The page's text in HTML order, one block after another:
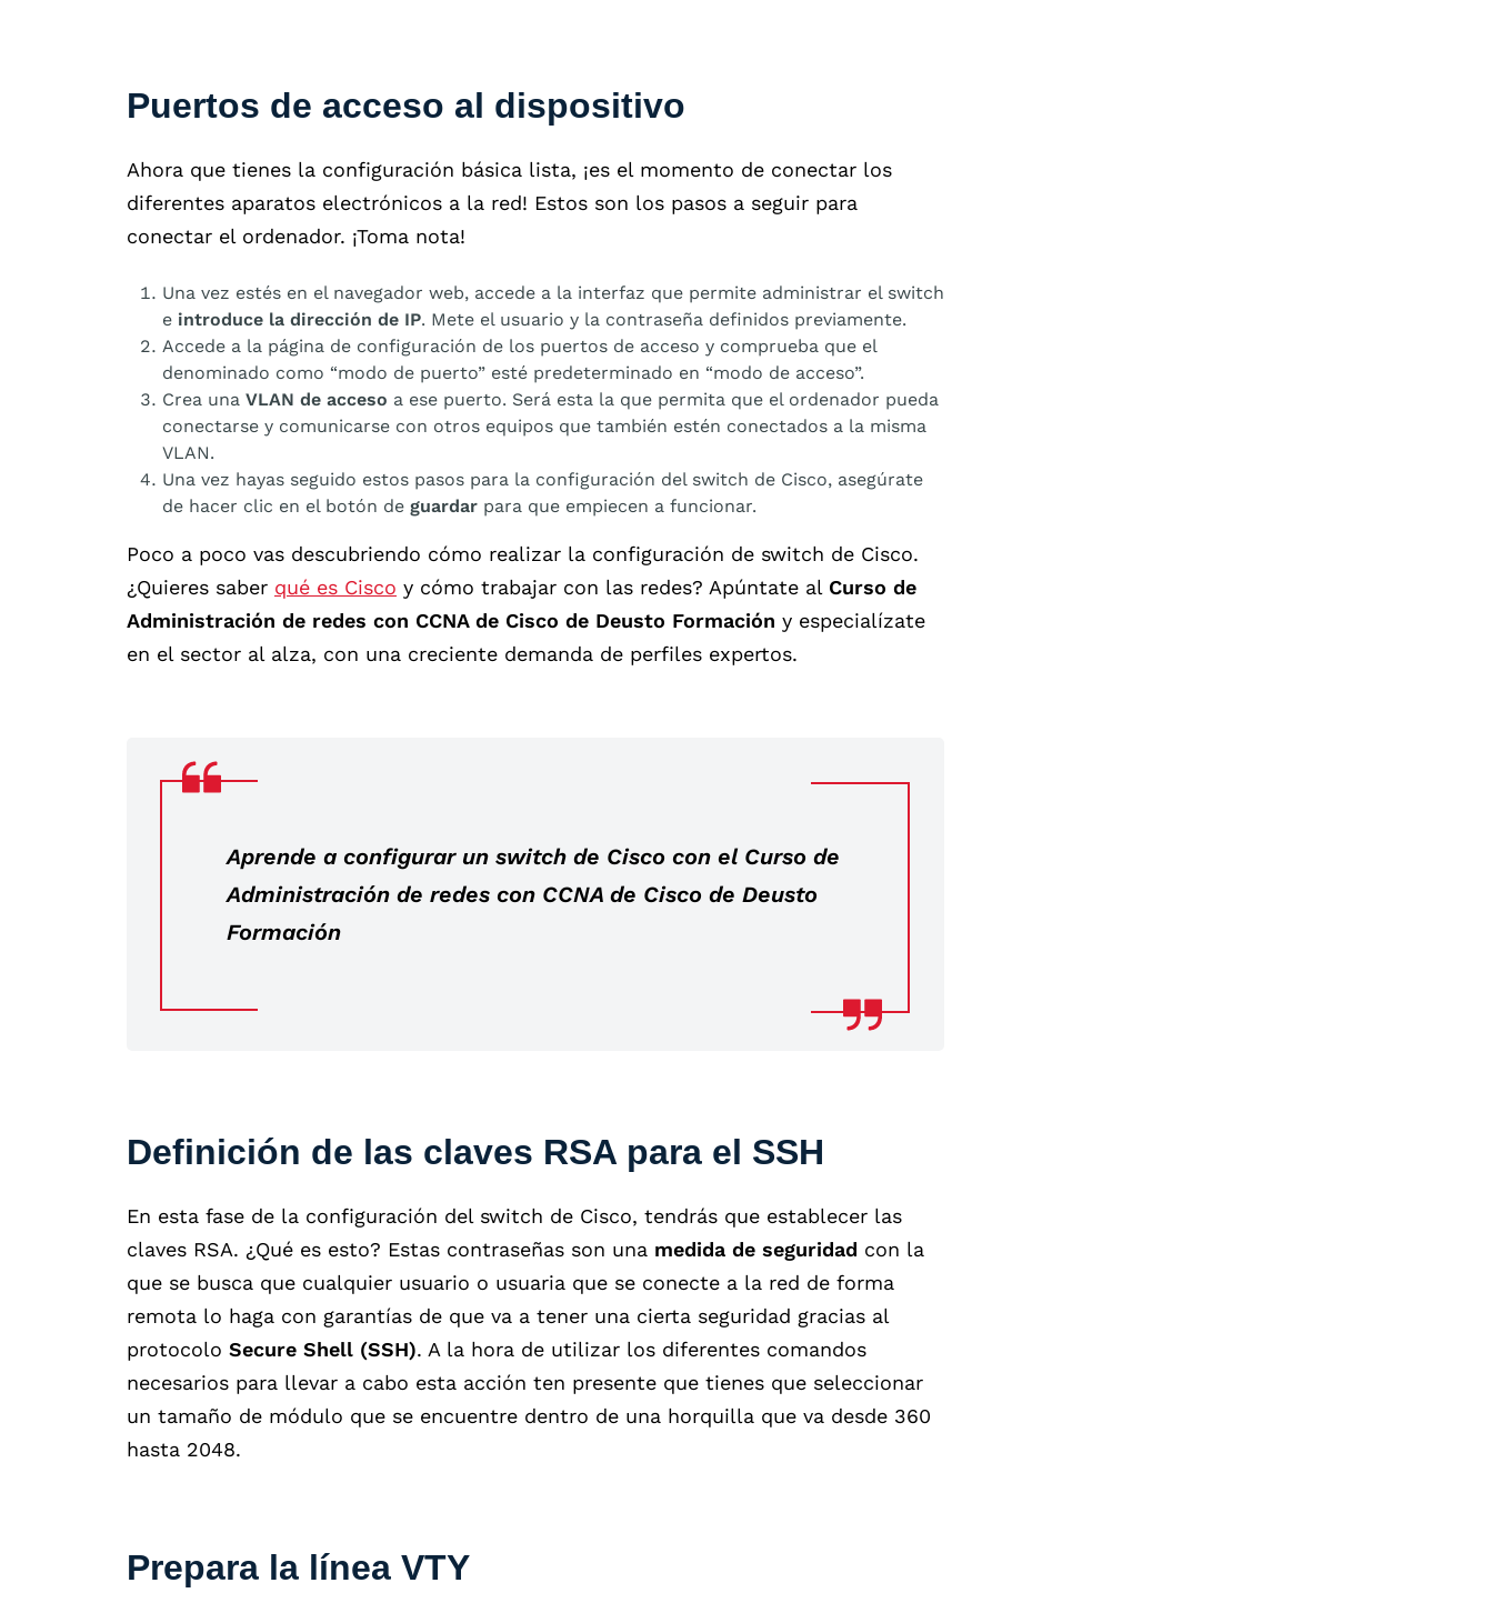
Puertos de acceso al dispositivo
Ahora que tienes la configuración básica lista, ¡es el momento de conectar los
diferentes aparatos electrónicos a la red! Estos son los pasos a seguir para
conectar el ordenador. ¡Toma nota!
Una vez estés en el navegador web, accede a la interfaz que permite administrar el switch
e introduce la dirección de IP. Mete el usuario y la contraseña definidos previamente.
Accede a la página de configuración de los puertos de acceso y comprueba que el
denominado como “modo de puerto” esté predeterminado en “modo de acceso”.
Crea una VLAN de acceso a ese puerto. Será esta la que permita que el ordenador pueda
conectarse y comunicarse con otros equipos que también estén conectados a la misma
VLAN.
Una vez hayas seguido estos pasos para la configuración del switch de Cisco, asegúrate
de hacer clic en el botón de guardar para que empiecen a funcionar.
Poco a poco vas descubriendo cómo realizar la configuración de switch de Cisco.
¿Quieres saber qué es Cisco y cómo trabajar con las redes? Apúntate al Curso de
Administración de redes con CCNA de Cisco de Deusto Formación y especialízate
en el sector al alza, con una creciente demanda de perfiles expertos.
Aprende a configurar un switch de Cisco con el Curso de
Administración de redes con CCNA de Cisco de Deusto
Formación
Definición de las claves RSA para el SSH
En esta fase de la configuración del switch de Cisco, tendrás que establecer las
claves RSA. ¿Qué es esto? Estas contraseñas son una medida de seguridad con la
que se busca que cualquier usuario o usuaria que se conecte a la red de forma
remota lo haga con garantías de que va a tener una cierta seguridad gracias al
protocolo Secure Shell (SSH). A la hora de utilizar los diferentes comandos
necesarios para llevar a cabo esta acción ten presente que tienes que seleccionar
un tamaño de módulo que se encuentre dentro de una horquilla que va desde 360
hasta 2048.
Prepara la línea VTY